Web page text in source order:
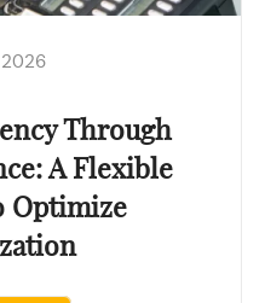
2026
Through
A Flexible
Optimize